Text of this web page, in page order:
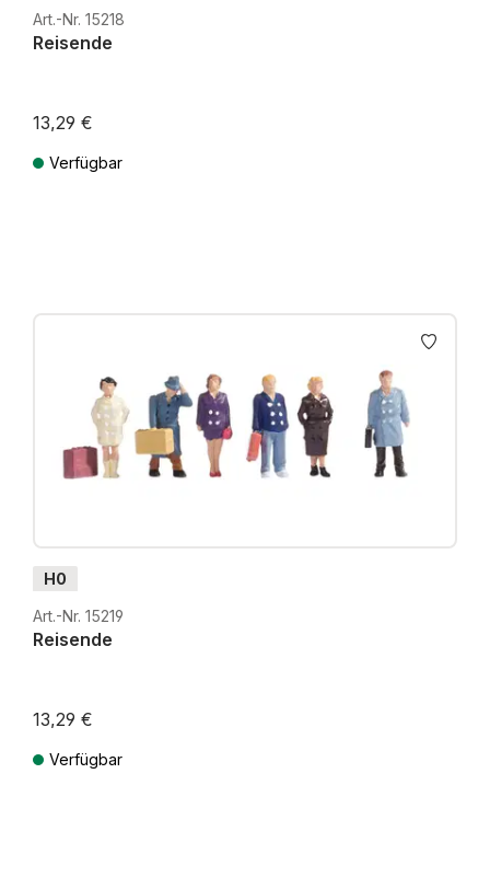
Art.-Nr. 15218
Reisende
13,29 €
Verfügbar
H0
Art.-Nr. 15219
Reisende
13,29 €
Verfügbar